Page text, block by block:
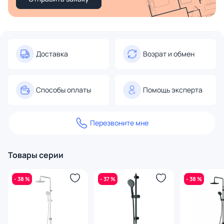
Доставка Возрат и обмен
Способы оплаты Помощь эксперта
Перезвоните мне
Товары серии
- 38 % - 37 % - 38 %